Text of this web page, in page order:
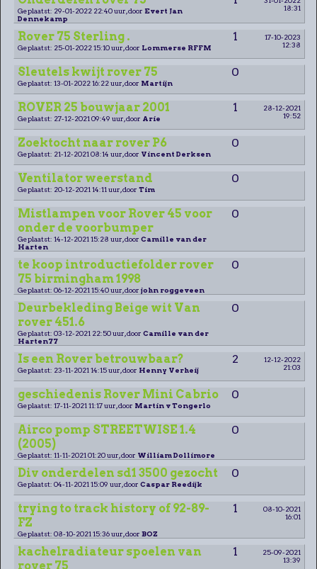
18:31
Geplaatst: 29-01-2022 22:40 uur, door Evert Jan
Dennekamp
Rover 75 Sterling . 1
17-10-2023
12:38
Geplaatst: 25-01-2022 15:10 uur, door Lommerse RFFM
Sleutels kwijt rover 75 0
Geplaatst: 13-01-2022 16:22 uur, door Martijn
ROVER 25 bouwjaar 2001 1
28-12-2021
19:52
Geplaatst: 27-12-2021 09:49 uur, door Arie
Zoektocht naar rover P6 0
Geplaatst: 21-12-2021 08:14 uur, door Vincent Derksen
Ventilator weerstand 0
Geplaatst: 20-12-2021 14:11 uur, door Tim
Mistlampen voor Rover 45 voor
onder de voorbumper
0
Geplaatst: 14-12-2021 15:28 uur, door Camille van der
Harten
te koop introductiefolder rover
75 birmingham 1998
0
Geplaatst: 06-12-2021 15:40 uur, door john roggeveen
Deurbekleding Beige wit Van
rover 451.6
0
Geplaatst: 03-12-2021 22:50 uur, door Camille van der
Harten77
Is een Rover betrouwbaar? 2
12-12-2022
21:03
Geplaatst: 23-11-2021 14:15 uur, door Henny Verheij
geschiedenis Rover Mini Cabrio 0
Geplaatst: 17-11-2021 11:17 uur, door Martin v Tongerlo
Airco pomp STREETWISE 1.4
(2005)
0
Geplaatst: 11-11-2021 01:20 uur, door William Dollimore
Div onderdelen sd1 3500 gezocht 0
Geplaatst: 04-11-2021 15:09 uur, door Caspar Reedijk
trying to track history of 92-89-
FZ
1
08-10-2021
16:01
Geplaatst: 08-10-2021 15:36 uur, door BOZ
kachelradiateur spoelen van
rover 75
1
25-09-2021
13:39